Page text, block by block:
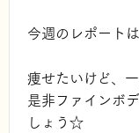
今週のレポート
痩せたいけど、
是非ファインボ
しょう☆